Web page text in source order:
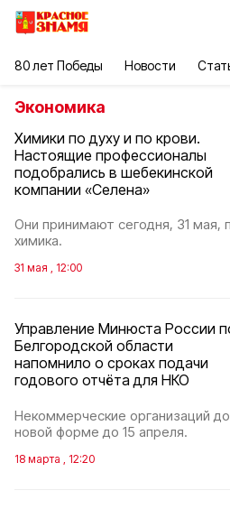
80 лет Победы Новости
Экономика
Химики по духу и по крови.
Настоящие профессионалы
подобрались в шебекинской
компании «Селена»
Они принимают сегодня, 31 мая,
химика.
31 мая , 12:00
Управление Минюста России
Белгородской области
напомнило о сроках подачи
годового отчёта для НКО
Некоммерческие организаций
новой форме до 15 апреля.
18 марта , 12:20